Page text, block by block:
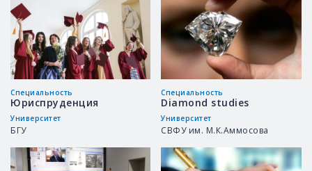
Специальность
Юриспруденция
Университет
БГУ
Специальность
Diamond studies
Университет
СВФУ им. М.К.Аммосова